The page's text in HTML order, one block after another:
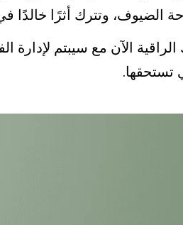
الضيوف، وتترك أثرًا خالدًا
الآن مع سيبتم لإدارة
تستحقها.